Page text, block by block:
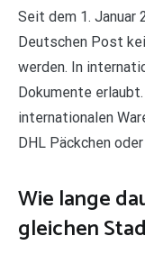
Seit dem 1. Januar
Deutschen Post
werden. In
Dokumente
internationalen
DHL Päckchen
Wie lange
gleichen